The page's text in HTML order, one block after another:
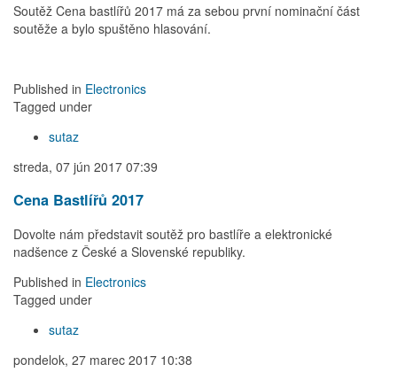
Soutěž Cena bastlířů 2017 má za sebou první nominační část
soutěže a bylo spuštěno hlasování.
Published in Electronics
Tagged under
sutaz
streda, 07 jún 2017 07:39
Cena Bastlířů 2017
Dovolte nám představit soutěž pro bastlíře a elektronické
nadšence z České a Slovenské republiky.
Published in Electronics
Tagged under
sutaz
pondelok, 27 marec 2017 10:38